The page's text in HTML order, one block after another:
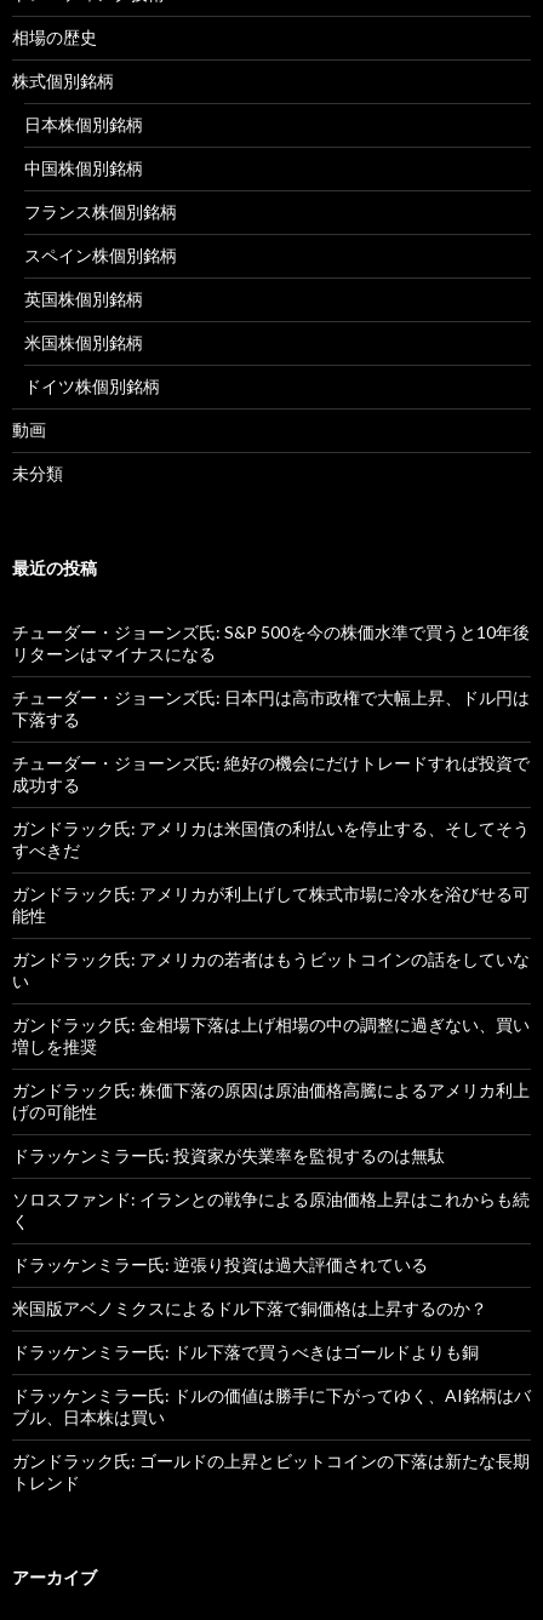
相場の歴史
株式個別銘柄
日本株個別銘柄
中国株個別銘柄
フランス株個別銘柄
スペイン株個別銘柄
英国株個別銘柄
米国株個別銘柄
ドイツ株個別銘柄
動画
未分類
最近の投稿
チューダー・ジョーンズ氏: S&P 500を今の株価水準で買うと10年後
リターンはマイナスになる
チューダー・ジョーンズ氏: 日本円は高市政権で大幅上昇、ドル円は
下落する
チューダー・ジョーンズ氏: 絶好の機会にだけトレードすれば投資で
成功する
ガンドラック氏: アメリカは米国債の利払いを停止する、そしてそう
すべきだ
ガンドラック氏: アメリカが利上げして株式市場に冷水を浴びせる可
能性
ガンドラック氏: アメリカの若者はもうビットコインの話をしていな
い
ガンドラック氏: 金相場下落は上げ相場の中の調整に過ぎない、買い
増しを推奨
ガンドラック氏: 株価下落の原因は原油価格高騰によるアメリカ利上
げの可能性
ドラッケンミラー氏: 投資家が失業率を監視するのは無駄
ソロスファンド: イランとの戦争による原油価格上昇はこれからも続
く
ドラッケンミラー氏: 逆張り投資は過大評価されている
米国版アベノミクスによるドル下落で銅価格は上昇するのか？
ドラッケンミラー氏: ドル下落で買うべきはゴールドよりも銅
ドラッケンミラー氏: ドルの価値は勝手に下がってゆく、AI銘柄はバ
ブル、日本株は買い
ガンドラック氏: ゴールドの上昇とビットコインの下落は新たな長期
トレンド
アーカイブ